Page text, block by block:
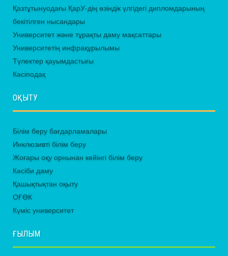
Қазтұтынуодағы ҚарУ-дің өзіндік үлгідегі дипломдарының
бекітілген нысандары
Университет және тұрақты даму мақсаттары
Университетің инфрақұрылымы
Түлектер қауымдастығы
Кәсіподақ
ОҚЫТУ
Білім беру бағдарламалары
Инклюзивті білім беру
Жоғары оқу орнынан кейінгі білім беру
Кәсіби даму
Қашықтықтан оқыту
ОҒӨК
Күміс университет
ҒЫЛЫМ